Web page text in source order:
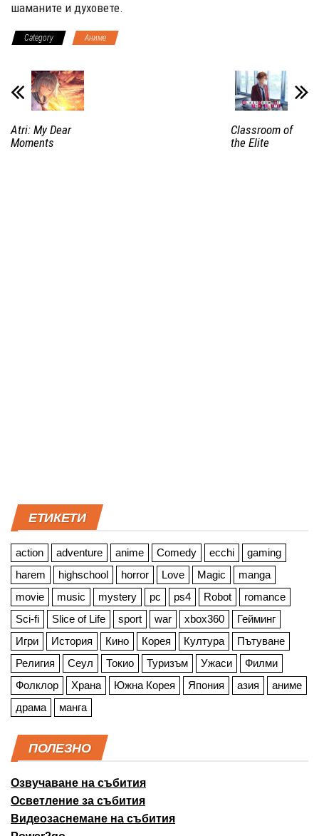
шаманите и духовете.
Category Аниме
Atri: My Dear
Moments
Classroom of
the Elite
ЕТИКЕТИ
action adventure anime Comedy ecchi
gaming
harem
highschool horror Love Magic
manga
movie
music mystery pc ps4 Robot
romance
Sci-fi
Slice of Life sport war xbox360
Гейминг
Игри
История Кино Корея Култура
Пътуване
Религия
Сеул Токио Туризъм Ужаси
Филми
Фолклор
Храна Южна Корея Япония азия
аниме
драма
манга
ПОЛЕЗНО
Озвучаване на събития
Осветление за събития
Видеозаснемане на събития